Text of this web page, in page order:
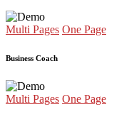
Multi Pages One Page
Business Coach
Multi Pages One Page